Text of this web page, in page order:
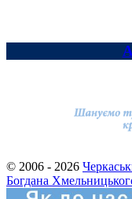
© 2006 - 2026
Богдана